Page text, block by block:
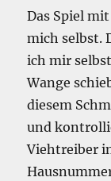
Das Spiel
mich selbst.
ich mir
Wange
diesem
und
Viehtreiber